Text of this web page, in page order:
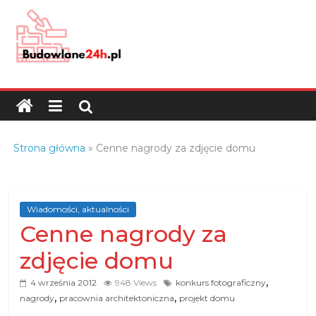
content
Budowlane24h.pl
portal
budowlany
branży
budowlanej
Strona główna » Cenne nagrody za zdjęcie domu
Wiadomości, aktualności
Cenne nagrody za
zdjęcie domu
4 września 2012 948 Views konkurs fotograficzny,
nagrody, pracownia architektoniczna, projekt domu